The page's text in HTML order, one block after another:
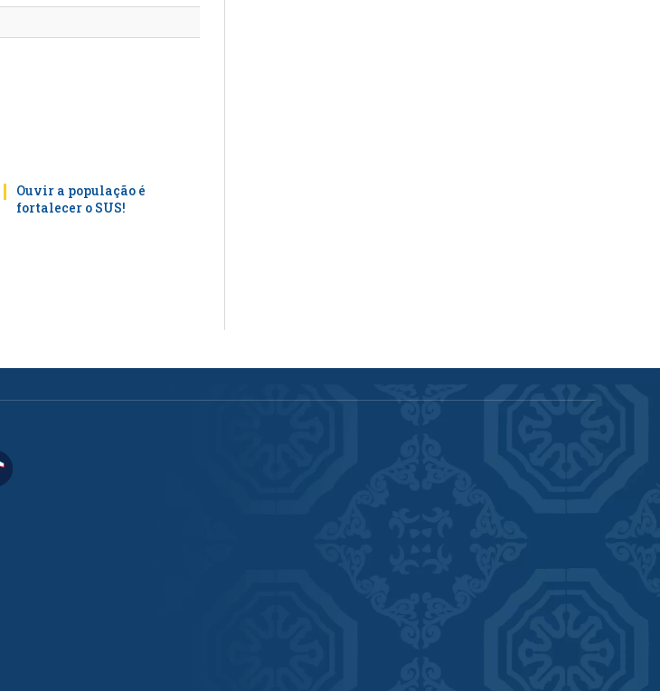
Ouvir a população é
fortalecer o SUS!